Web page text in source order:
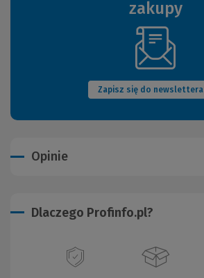
zakupy
Zapisz się do newslettera
(Nowe
okno)
Opinie
Dlaczego Profinfo.pl?